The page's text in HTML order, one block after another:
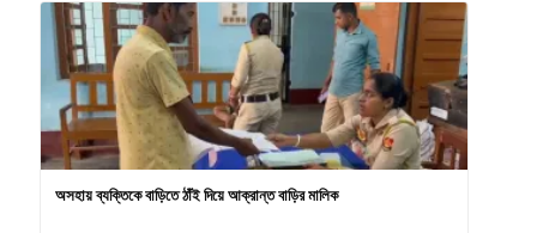
অসহায় ব্যক্তিকে বাড়িতে ঠাঁই দিয়ে আক্রান্ত বাড়ির মালিক